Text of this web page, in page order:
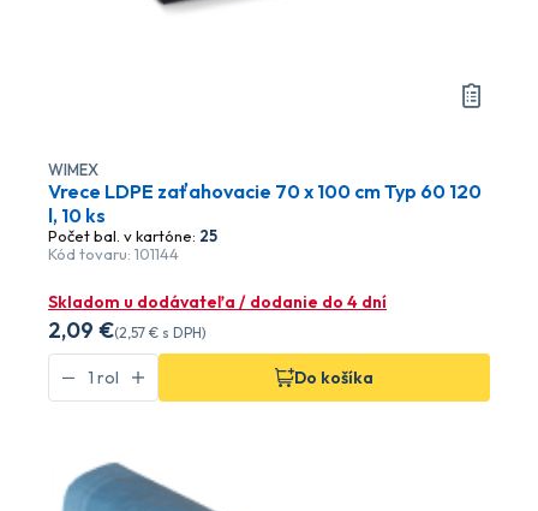
WIMEX
Vrece LDPE zaťahovacie 70 x 100 cm Typ 60 120
l, 10 ks
Počet bal. v kartóne: 25
Kód tovaru: 101144
Skladom u dodávateľa / dodanie do 4 dní
2,09 €(2,57 € s DPH)
Do košíka